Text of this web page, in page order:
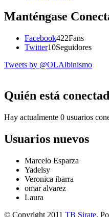
Manténgase
Facebook422Fans
Twitter10Seguidores
Tweets by @OLAlbinismo
Quién está
Hay actualmente 0 usuarios
Usuarios nuevos
Marcelo Esparza
Yadelsy
Veronica ibarra
omar alvarez
Laura
© Copyright 2011 TB Sirate.